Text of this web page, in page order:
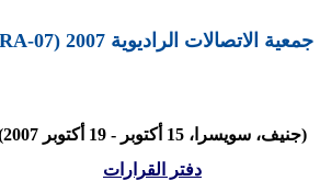
جمعية الاتصالات الراديوية 2007 (RA-07)
(جنيف، سويسرا، 15 أكتوبر - 19 أكتوبر 2007)
دفتر القرارات